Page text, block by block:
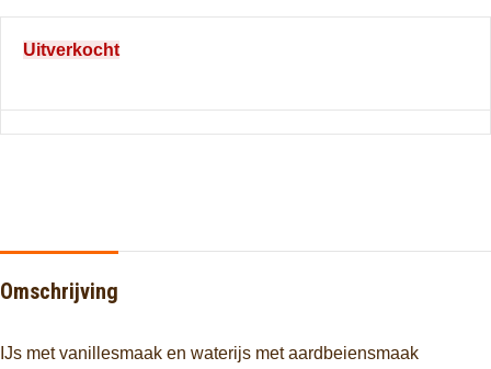
Uitverkocht
Omschrijving
IJs met vanillesmaak en waterijs met aardbeiensmaak